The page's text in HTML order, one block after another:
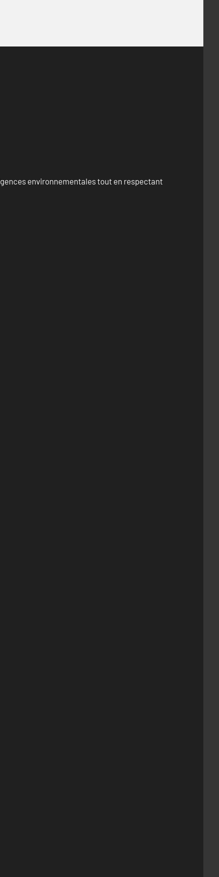
environnementales tout en respectant